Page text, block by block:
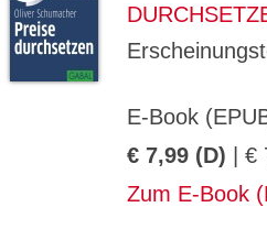
E-Book
€ 7,99 (D) | €
Zum E-Book